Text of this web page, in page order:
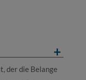
der die Belange